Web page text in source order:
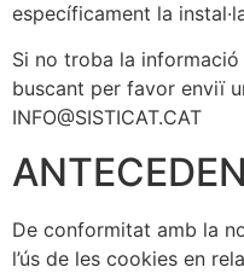
específicament la
Si no troba la
buscant per favor enviï
INFO@SISTICAT.CAT
De conformitat amb la
l’ús de les cookies en